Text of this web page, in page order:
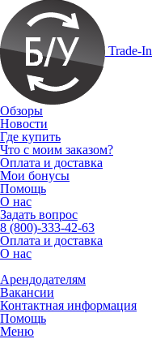
Trade-In
Обзоры
Новости
Где купить
Что с моим заказом?
Оплата и доставка
Мои бонусы
Помощь
О нас
Задать вопрос
8 (800)-333-42-63
Оплата и доставка
О нас
Арендодателям
Вакансии
Контактная информация
Помощь
Меню